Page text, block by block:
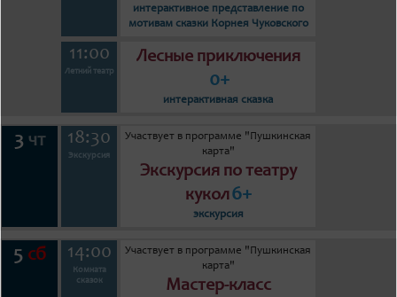
интерактивное представление по
мотивам сказки Корнея Чуковского
11:00
Летний театр
Лесные приключения
0+
интерактивная сказка
3 чт 18:30
Экскурсия
Участвует в программе "Пушкинская
карта"
Экскурсия по театру
кукол6+
экскурсия
5 сб 14:00
Комната
сказок
Участвует в программе "Пушкинская
карта"
Мастер-класс